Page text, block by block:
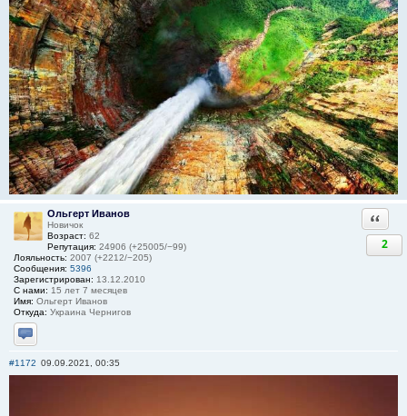
Ольгерт Иванов
Новичок
Возраст: 62
Репутация: 24906 (+25005/−99)
Лояльность: 2007 (+2212/−205)
Сообщения: 5396
Зарегистрирован: 13.12.2010
С нами: 15 лет 7 месяцев
Имя: Ольгерт Иванов
Откуда: Украина Чернигов
Отправить личное сообщение
2
#1172 09.09.2021, 00:35